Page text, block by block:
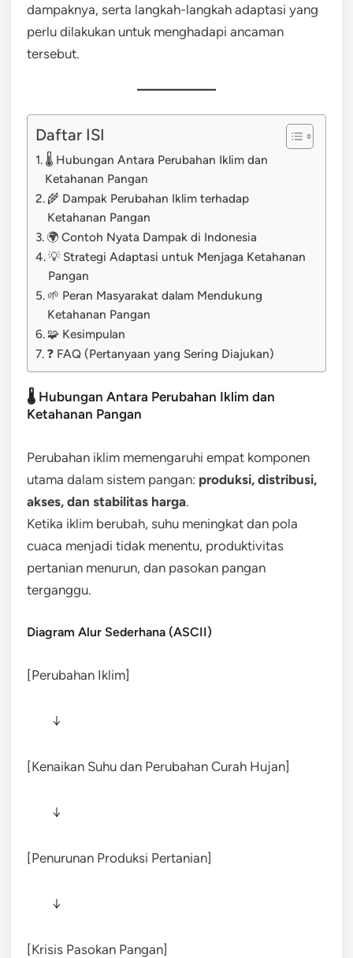
dampaknya, serta langkah-langkah adaptasi yang
perlu dilakukan untuk menghadapi ancaman
tersebut.
Daftar ISI
🌡️ Hubungan Antara Perubahan Iklim dan
Ketahanan Pangan
🌾 Dampak Perubahan Iklim terhadap
Ketahanan Pangan
🌍 Contoh Nyata Dampak di Indonesia
💡 Strategi Adaptasi untuk Menjaga Ketahanan
Pangan
🌱 Peran Masyarakat dalam Mendukung
Ketahanan Pangan
🧩 Kesimpulan
❓ FAQ (Pertanyaan yang Sering Diajukan)
🌡️ Hubungan Antara Perubahan Iklim dan
Ketahanan Pangan
Perubahan iklim memengaruhi empat komponen
utama dalam sistem pangan: produksi, distribusi,
akses, dan stabilitas harga.
Ketika iklim berubah, suhu meningkat dan pola
cuaca menjadi tidak menentu, produktivitas
pertanian menurun, dan pasokan pangan
terganggu.
Diagram Alur Sederhana (ASCII)
[Perubahan Iklim]
↓
[Kenaikan Suhu dan Perubahan Curah Hujan]
↓
[Penurunan Produksi Pertanian]
↓
[Krisis Pasokan Pangan]